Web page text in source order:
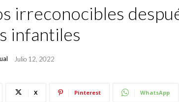
irreconocibles
infantiles
Julio 12, 2022
X Pinterest WhatsApp